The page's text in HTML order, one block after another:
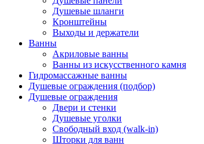
Душевые шланги
Кронштейны
Выходы и держатели
Ванны
Акриловые ванны
Ванны из искусственного камня
Гидромассажные ванны
Душевые ограждения (подбор)
Душевые ограждения
Двери и стенки
Душевые уголки
Свободный вход (walk-in)
Шторки для ванн